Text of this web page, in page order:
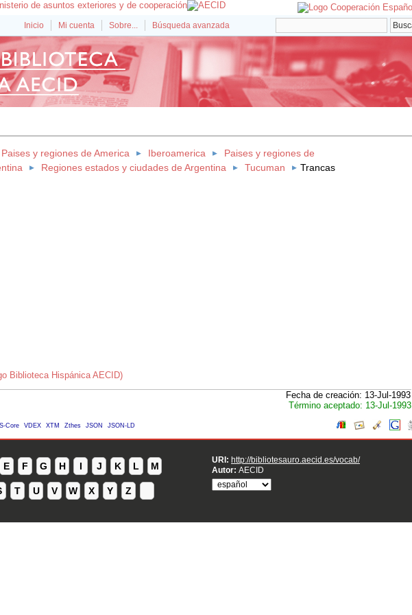
Inicio Mi cuenta Sobre... Búsqueda avanzada
Paises y regiones de America Iberoamerica
Paises y regiones de
Regiones estados y ciudades de Argentina Tucuman Trancas
Biblioteca Hispánica AECID)
Fecha de creación: 13-Jul-1993
Término aceptado: 13-Jul-1993
Core VDEX XTM Zthes JSON JSON-LD
E F G H I J K L M
T U V W X Y Z
URI: http://bibliotesauro.aecid.es/vocab/
Autor: AECID